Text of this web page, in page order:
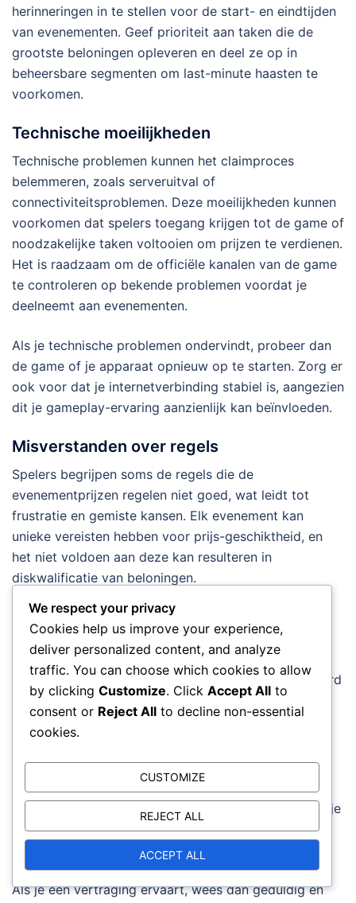
herinneringen in te stellen voor de start- en eindtijden
van evenementen. Geef prioriteit aan taken die de
grootste beloningen opleveren en deel ze op in
beheersbare segmenten om last-minute haasten te
voorkomen.
Technische moeilijkheden
Technische problemen kunnen het claimproces
belemmeren, zoals serveruitval of
connectiviteitsproblemen. Deze moeilijkheden kunnen
voorkomen dat spelers toegang krijgen tot de game of
noodzakelijke taken voltooien om prijzen te verdienen.
Het is raadzaam om de officiële kanalen van de game
te controleren op bekende problemen voordat je
deelneemt aan evenementen.
Als je technische problemen ondervindt, probeer dan
de game of je apparaat opnieuw op te starten. Zorg er
ook voor dat je internetverbinding stabiel is, aangezien
dit je gameplay-ervaring aanzienlijk kan beïnvloeden.
Misverstanden over regels
Spelers begrijpen soms de regels die de
evenementprijzen regelen niet goed, wat leidt tot
frustratie en gemiste kansen. Elk evenement kan
unieke vereisten hebben voor prijs-geschiktheid, en
het niet voldoen aan deze kan resulteren in
diskwalificatie van beloningen.
Om verwarring te voorkomen, lees je de
evenementrichtlijnen die in-game of op officiële
forums worden verstrekt grondig door. Houd ook
eventuele wijzigingen in de regels bij om geïnformeerd
en voorbereid te blijven.
Vertragingen in prijsuitdeling
Vertragingen in de prijsuitdeling kunnen optreden,
waardoor spelers zich zorgen maken over hun
beloningen. Soms kunnen prijzen langer duren om in je
inventaris te verschijnen dan verwacht, wat leidt tot
onzekerheid over of je ze succesvol hebt geclaimd.
Als je een vertraging ervaart, wees dan geduldig en
We respect your privacy
Cookies help us improve your experience,
deliver personalized content, and analyze
traffic. You can choose which cookies to allow
by clicking Customize. Click Accept All to
consent or Reject All to decline non-essential
cookies.
CUSTOMIZE
REJECT ALL
ACCEPT ALL